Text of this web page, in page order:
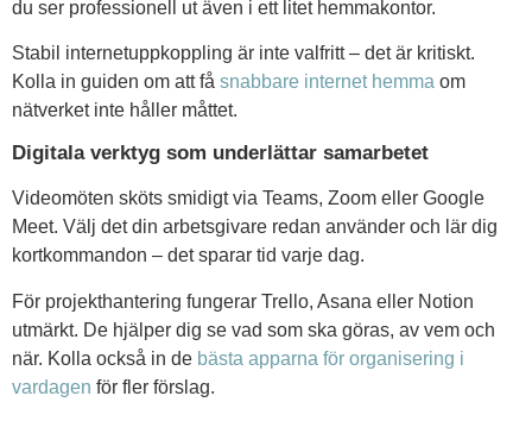
du ser professionell ut även i ett litet hemmakontor.
Stabil internetuppkoppling är inte valfritt – det är kritiskt.
Kolla in guiden om att få snabbare internet hemma om
nätverket inte håller måttet.
Digitala verktyg som underlättar samarbetet
Videomöten sköts smidigt via Teams, Zoom eller Google
Meet. Välj det din arbetsgivare redan använder och lär dig
kortkommandon – det sparar tid varje dag.
För projekthantering fungerar Trello, Asana eller Notion
utmärkt. De hjälper dig se vad som ska göras, av vem och
när. Kolla också in de bästa apparna för organisering i
vardagen för fler förslag.